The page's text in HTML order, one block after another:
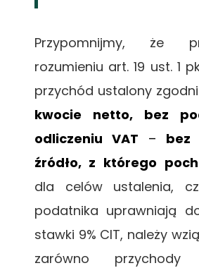
Przypomnijmy, że
rozumieniu art. 19 ust. 1
przychód ustalony
kwocie netto, bez
odliczeniu VAT – bez
źródło, z którego
dla celów ustalenia,
podatnika uprawniają
stawki 9% CIT, należy
zarówno